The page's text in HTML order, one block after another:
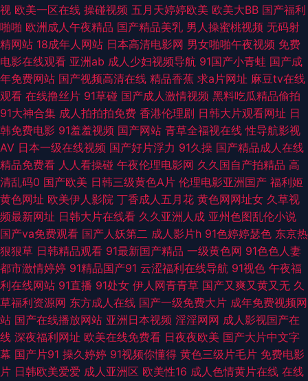
91少女 不卡三区 福利欧美TV 精品久久不卡 男人国产精品自拍 香蕉福利导
航 国产91在线播放 青草青草 午夜激情福利AV 97色站 国产另类ts 久草成人
网站 欧美色图第一页 天天日狠狠干 51黑料第一页 成人影音在线 久草视频网
日韩免费毛片 亚州午夜AV 91舔丝足 国产视频青青操 男人的天堂无码 日韩成
人午夜 性爱加勒比 91人妻人人妻人 国产AV操屁探花 久久理论婷婷网 日本a
片中文字幕 亚洲字幕大香蕉 97人人人热热 大香蕉超碰 韩日欧av 伦理福利影
院 无码爆乳久久 91情侣视频 国产91福利 老湿机操 深夜福利网址 91干在线
视频 波多野吉依电影 国产乱子伦精品 欧美99欧美 五月花婷婷 97人人操操人
人 韩国之操B 欧美少妇性交 亚洲人妻五月婷婷 操逼影视豆花社区 黄色仓库
看片 青青视频网 亚州成人网站在线 91双飞在线 国产综合14p 人妻精品一二
三 亚洲情色11 97色色综合影院 国内最新肏屄精品 91国标精品 超碰毛片 韩
视 欧美一区在线 操碰视频 五月天婷婷欧美 欧美大BB 国产福利
啪啪 欧洲成人午夜精品 国产精品美乳 男人操蜜桃视频 无码射
精网站 18成年人网站 日本高清电影网 男女啪啪午夜视频 免费
电影在线观看 亚洲ab 成人少妇视频导航 91国产小青蛙 国产成
年免费网站 国产视频高清在线 精品香蕉 求a片网址 麻豆tv在线
观看 在线撸丝片 91草碰 国产成人激情视频 黑料吃瓜精品偷拍
91大神合集 成人拍拍拍免费 香港伦理剧 日韩大片观看网址 日
韩免费电影 91羞羞视频 国产网站 青草全福视在线 性导航影视
AV 日本一级在线视频 国产好片浮力 91久操 国产精品成人在线
精品免费看 人人看操碰 午夜伦理电影网 久久国自产拍精品 高
清乱码0 国产欧美 日韩三级黄色A片 伦理电影亚洲国产 福利姬
黄色网址 欧美伊人影院 丁香成人五月花 黄色网网址女 久草视
频最新网址 日韩大片在线看 久久亚洲人成 亚州色图乱伦小说
国产va免费观看 国产人妖第二 成人影片h 91色婷婷瑟色 东京热
狠狠草 日韩精品观看 91最新国产精品 一级黄色网 91色色人妻
都市激情婷婷 91精品国产91 云涩福利在线导航 91视色 午夜福
利在线网站 91直播 91处女 伊人网青青草 国产又爽又黄又无 久
草福利资源网 东方成人在线 国产一级免费大片 成年免费视频网
站 国产在线播放网站 亚洲日本视频 淫淫网网 成人影视国产在
线 深夜福利网址 欧美在线免费看 日夜夜欧美 国产大片中文字
幕 国产片91 操久婷婷 91视频你懂得 黄色三级片毛片 免费电影
片 日韩欧美爱爱 成人亚洲区 欧美性16 成人色情黄片在线 在线